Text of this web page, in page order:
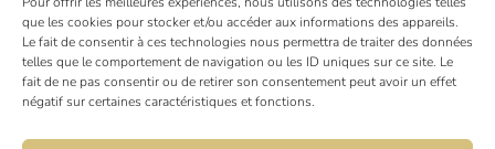
que les cookies pour stocker et/ou accéder aux informations des appareils.
Le fait de consentir à ces technologies nous permettra de traiter des données
telles que le comportement de navigation ou les ID uniques sur ce site. Le
fait de ne pas consentir ou de retirer son consentement peut avoir un effet
négatif sur certaines caractéristiques et fonctions.